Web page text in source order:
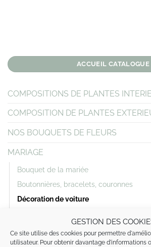
GESTION DES
Ce site utilise des cookies pour permettre
utilisateur. Pour obtenir davantage d'informations
ACCUEIL CATALOGUE
COMPOSITIONS DE PLANTES
COMPOSITION DE PLANTES
NOS BOUQUETS DE FLEURS
MARIAGE
Bouquet de la mariée
Boutonnières, bracelets, couronnes
Décoration de voiture
DEUIL